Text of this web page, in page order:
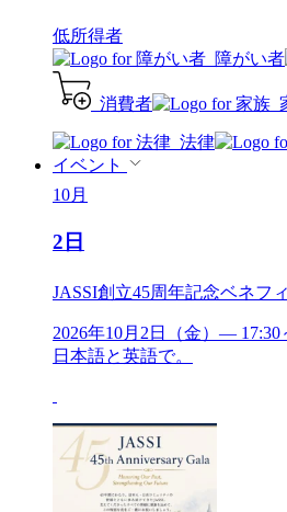
低所得者
障がい者
消費者
法律
イベント
10月
2日
JASSI創立45周年記念ベネフ
2026年10月2日（金）— 17:30
日本語と英語で。